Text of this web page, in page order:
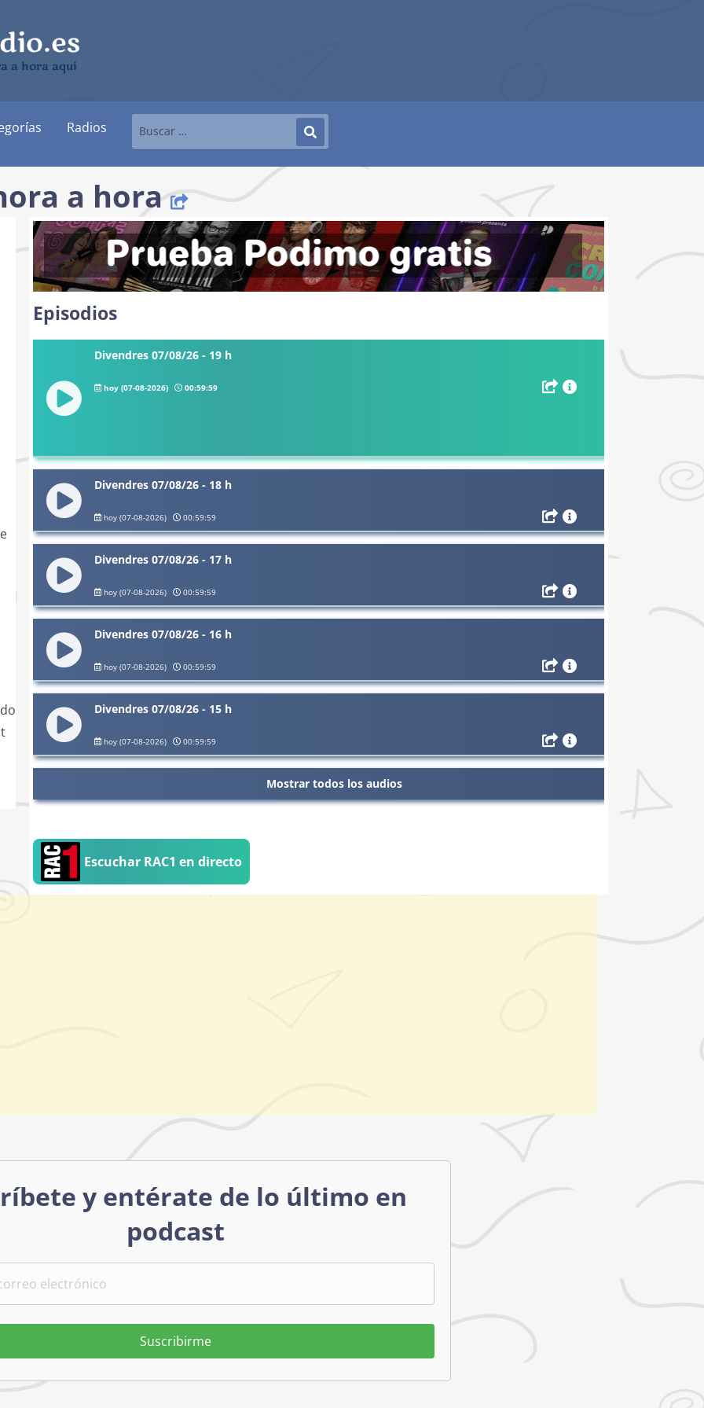
a hora aquí
Radios
a hora
Episodios
Divendres 07/08/26 - 19 h
hoy (07-08-2026) 00:59:59
Divendres 07/08/26 - 18 h
hoy (07-08-2026) 00:59:59
Divendres 07/08/26 - 17 h
hoy (07-08-2026) 00:59:59
Divendres 07/08/26 - 16 h
hoy (07-08-2026) 00:59:59
Divendres 07/08/26 - 15 h
hoy (07-08-2026) 00:59:59
Mostrar todos los audios
Escuchar RAC1 en directo
y entérate de lo último en
podcast
Suscribirme